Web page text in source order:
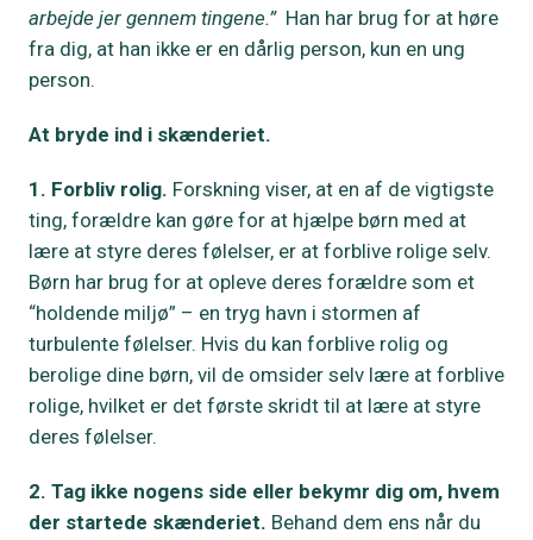
arbejde jer gennem tingene.” Han har brug for at høre
fra dig, at han ikke er en dårlig person, kun en ung
person.
At bryde ind i skænderiet.
1. Forbliv rolig. Forskning viser, at en af de vigtigste
ting, forældre kan gøre for at hjælpe børn med at
lære at styre deres følelser, er at forblive rolige selv.
Børn har brug for at opleve deres forældre som et
“holdende miljø” – en tryg havn i stormen af
turbulente følelser. Hvis du kan forblive rolig og
berolige dine børn, vil de omsider selv lære at forblive
rolige, hvilket er det første skridt til at lære at styre
deres følelser.
2. Tag ikke nogens side eller bekymr dig om, hvem
der startede skænderiet. Behand dem ens når du